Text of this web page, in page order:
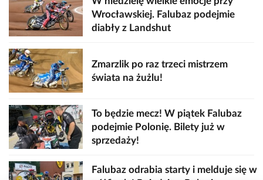
Wrocławskiej. Falubaz podejmie
diabły z Landshut
Zmarzlik po raz trzeci mistrzem
świata na żużlu!
To będzie mecz! W piątek Falubaz
podejmie Polonię. Bilety już w
sprzedaży!
Falubaz odrabia starty i melduje się w